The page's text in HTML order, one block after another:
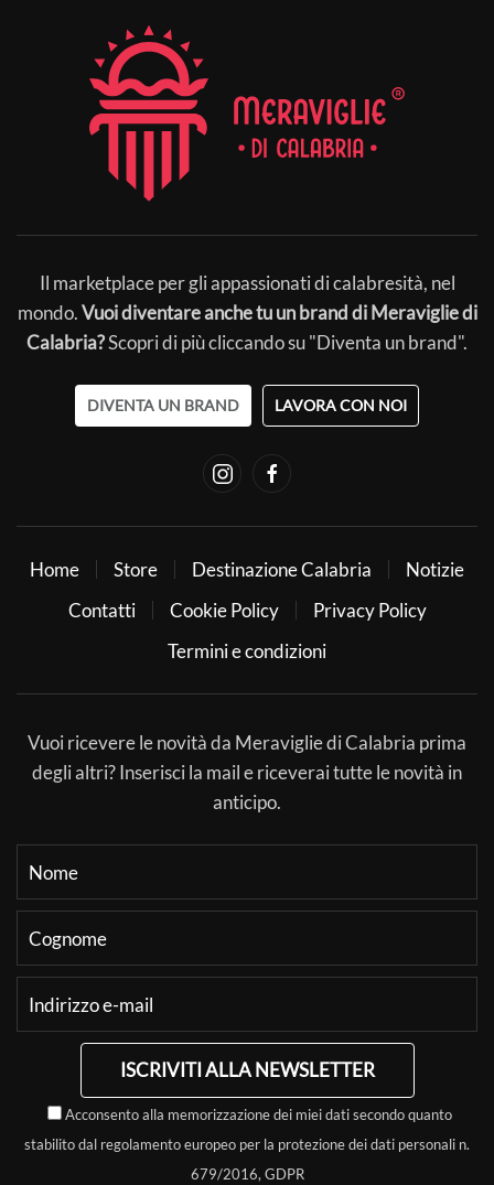
Il marketplace per gli appassionati di calabresità, nel
mondo.Vuoi diventare anche tu un brand di Meraviglie di
Calabria?Scopri di più cliccando su "Diventa un brand".
DIVENTA UN BRAND LAVORA CON NOI
Home Store Destinazione Calabria
Notizie
Contatti
Cookie Policy
Privacy Policy
Termini e condizioni
Vuoi ricevere le novità da Meraviglie di Calabria prima
degli altri? Inserisci la mail e riceverai tutte le novità in
anticipo.
ISCRIVITI ALLA NEWSLETTER
Acconsento alla memorizzazione dei miei dati secondo quanto
stabilito dal regolamento europeo per la protezione dei dati personali n.
679/2016, GDPR